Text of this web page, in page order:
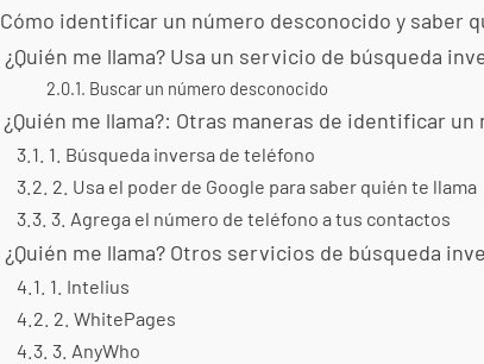
Cómo identificar un número desconocido y saber
¿Quién me llama? Usa un servicio de búsqueda
Buscar un número desconocido
¿Quién me llama?: Otras maneras de identificar
1. Búsqueda inversa de teléfono
2. Usa el poder de Google para saber quién te llama
3. Agrega el número de teléfono a tus contactos
¿Quién me llama? Otros servicios de búsqueda
1. Intelius
2. WhitePages
3. AnyWho